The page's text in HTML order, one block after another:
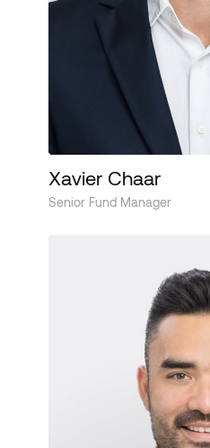
Xavier Chaar
Senior Fund Manager